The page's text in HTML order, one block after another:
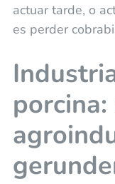
actuar tarde, o
es perder